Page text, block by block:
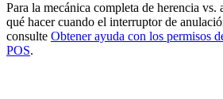
Para la mecánica completa de herencia
qué hacer cuando el interruptor de
consulte Obtener ayuda con los permisos
POS.